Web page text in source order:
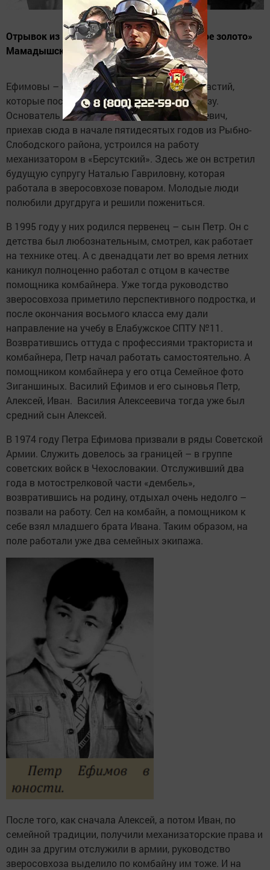
Отрывок из книги Виктора Шадрина «Мягкое золото»
Мамадышской земли»
Ефимовы – одна из славных семейных династий,
которые посвятили свою жизнь зверосовхозу.
Основатель этой династии Василий Алексеевич,
приехав сюда в начале пятидесятых годов из Рыбно-
Слободского района, устроился на работу
механизатором в «Берсутский». Здесь же он встретил
будущую супругу Наталью Гавриловну, которая
работала в зверосовхозе поваром. Молодые люди
полюбили другдруга и решили пожениться.
В 1995 году у них родился первенец – сын Петр. Он с
детства был любознательным, смотрел, как работает
на технике отец. А с двенадцати лет во время летних
каникул полноценно работал с отцом в качестве
помощника комбайнера. Уже тогда руководство
зверосовхоза приметило перспективного подростка, и
после окончания восьмого класса ему дали
направление на учебу в Елабужское СПТУ №11.
Возвратившись оттуда с профессиями тракториста и
комбайнера, Петр начал работать самостоятельно. А
помощником комбайнера у его отца Семейное фото
Зиганшиных. Василий Ефимов и его сыновья Петр,
Алексей, Иван. Василия Алексеевича тогда уже был
средний сын Алексей.
В 1974 году Петра Ефимова призвали в ряды Советской
Армии. Служить довелось за границей – в группе
советских войск в Чехословакии. Отслуживший два
года в мотострелковой части «дембель»,
возвратившись на родину, отдыхал очень недолго –
позвали на работу. Сел на комбайн, а помощником к
себе взял младшего брата Ивана. Таким образом, на
поле работали уже два семейных экипажа.
После того, как сначала Алексей, а потом Иван, по
семейной традиции, получили механизаторские права и
один за другим отслужили в армии, руководство
зверосовхоза выделило по комбайну им тоже. И на